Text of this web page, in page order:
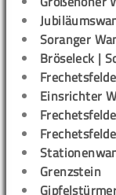
Soranger
Bröseleck |
Einsrichter
Grenzstein